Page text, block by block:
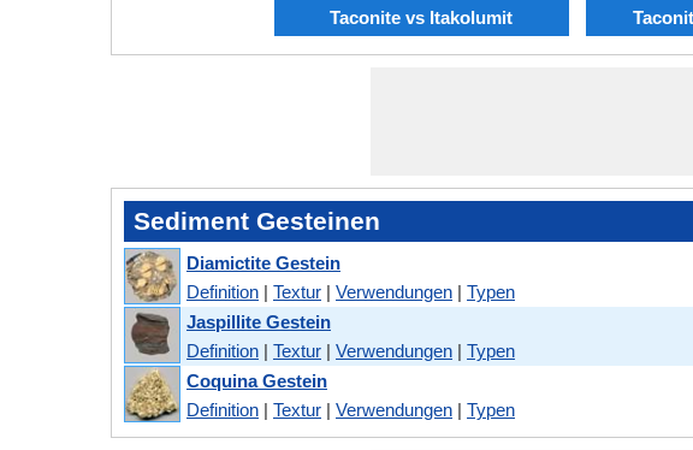
Taconite vs Itakolumit
Sediment Gesteinen
Diamictite Gestein
Definition | Textur | Verwendungen | Typen
Jaspillite Gestein
Definition | Textur | Verwendungen | Typen
Coquina Gestein
Definition | Textur | Verwendungen | Typen